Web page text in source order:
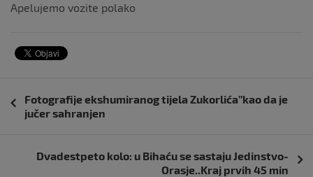
Apelujemo vozite polako
objava
Fotografije ekshumiranog tijela Zukorlića”kao da je
jučer sahranjen
Dvadestpeto kolo: u Bihaću se sastaju Jedinstvo-
Orasje..Kraj prvih 45 min